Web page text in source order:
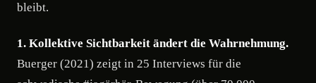
bleibt.
1. Kollektive Sichtbarkeit ändert die Wahrnehmung.
Buerger (2021) zeigt in 25 Interviews für die